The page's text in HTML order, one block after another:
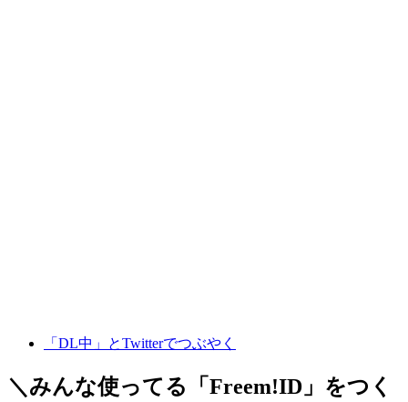
「DL中」とTwitterでつぶやく
＼みんな使ってる「 Freem!ID 」をつく